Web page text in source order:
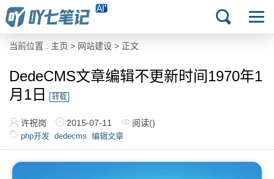
当前位置 : 主页 > 网站建设 > 正文
DedeCMS文章编辑不更新时间1970年1
月1日
转载
许祝岗 2015-07-11 阅读()
php开发 dedecms 编辑文章